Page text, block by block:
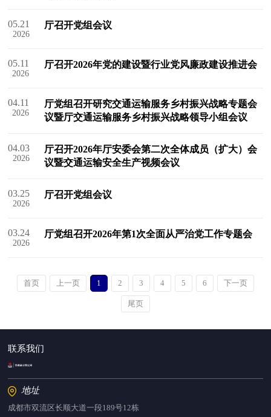
05.21
2026
厅召开党组会议
05.11
2026
厅召开2026年党的建设暨行业党风廉政建设推进会
04.11
2026
厅党组召开研究交通运输服务乡村振兴战略专题会
议暨厅交通运输服务乡村振兴战略领导小组会议
04.03
2026
厅召开2026年厅安委会第二次全体成员（扩大）会
议暨交通运输安全生产视频会议
03.25
2026
厅召开党组会议
03.24
2026
厅党组召开2026年第1次全面从严治党工作专题会
首页 上一页 1 2 3 4 5 6 下一页
尾页
联系我们
地址
成都市双流区长顺大道一段189号12栋